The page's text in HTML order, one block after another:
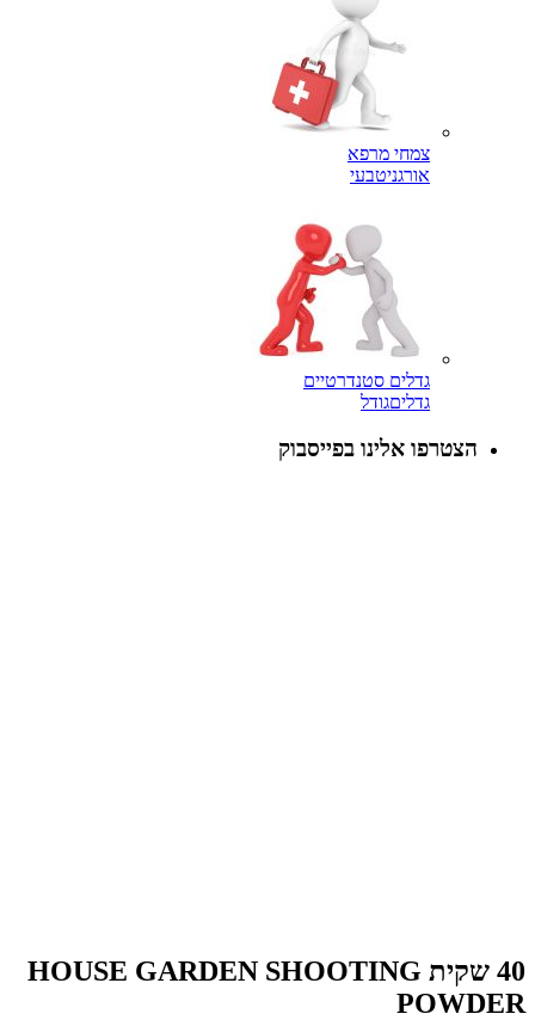
צמחי מרפא
אורגניטבעי
גדלים סטנדרטיים
גדליםגודל
הצטרפו אלינו בפייסבוק
40 שקית HOUSE GARDEN SHOOTING
POWDER